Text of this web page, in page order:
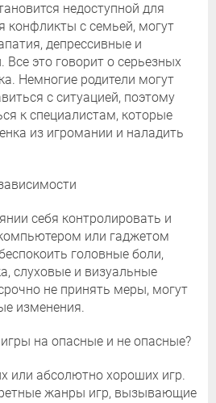
недоступной для
конфликты с семьей, могут
депрессивные и
это говорит о серьезных
Немногие родители могут
с ситуацией, поэтому
к специалистам, которые
из игромании и наладить
себя контролировать и
или гаджетом
головные боли,
слуховые и визуальные
не принять меры, могут
изменения.
на опасные и не опасные?
или абсолютно хороших игр.
жанры игр, вызывающие